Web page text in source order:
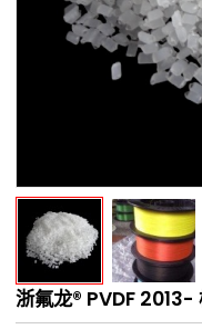
浙氟龙® PVDF 2013-